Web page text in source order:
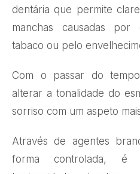
dentária que permite
manchas causadas
tabaco ou pelo
Com o passar do
alterar a tonalidade do
sorriso com um aspeto
Através de agentes
forma controlada, é